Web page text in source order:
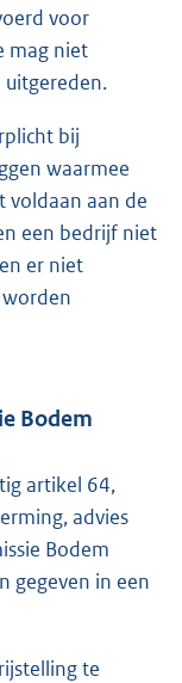
voor
mag niet
bij
waarmee
aan de
een bedrijf niet
er niet
Bodem
artikel 64,
advies
Bodem
gegeven in een
te